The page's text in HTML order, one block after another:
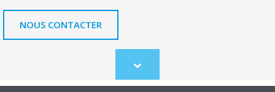
NOUS CONTACTER
Scroll
to